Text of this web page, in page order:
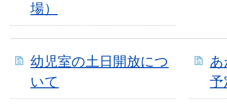
場）
幼児室の土日開放につ
いて
予